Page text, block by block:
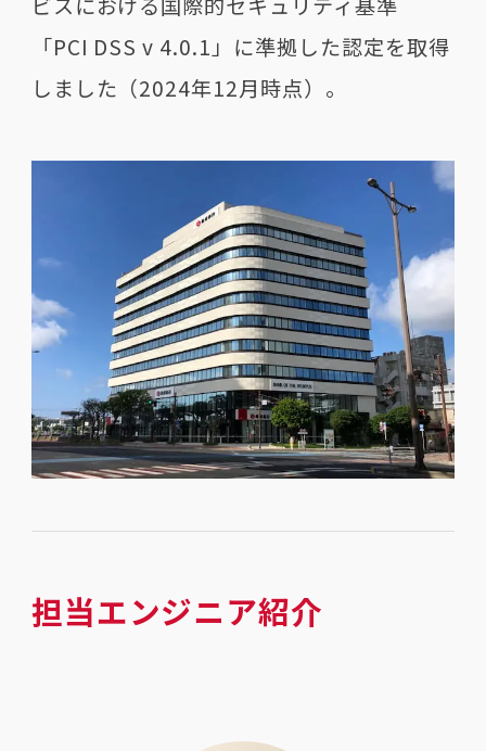
「PCI DSS v 4.0.1」に準拠した認定を取得
しました（2024年12月時点）。
担当エンジニア紹介